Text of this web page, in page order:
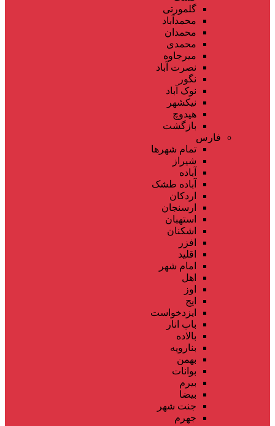
گلمورتی
محمدآباد
محمدان
محمدی
میرجاوه
نصرت آباد
نگور
نوک آباد
نیکشهر
هیدوچ
بازگشت
فارس
تمام شهر‌ها
شیراز
آباده
آباده طشک
اردکان
ارسنجان
استهبان
اشکنان
افزر
اقلید
امام شهر
اهل
اوز
ایج
ایزدخواست
باب انار
بالاده
بنارویه
بهمن
بوانات
بیرم
بیضا
جنت شهر
جهرم